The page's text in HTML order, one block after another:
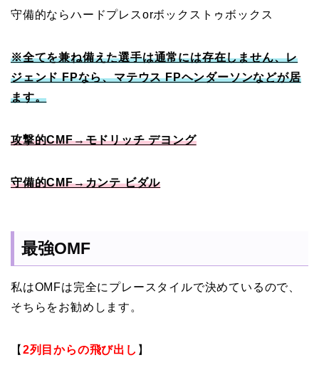
守備的ならハードプレスorボックストゥボックス
※全てを兼ね備えた選手は通常には存在しません、レ
ジェンド FPなら、マテウス FPヘンダーソンなどが居
ます。
攻撃的CMF→モドリッチ デヨング
守備的CMF→カンテ ビダル
最強OMF
私はOMFは完全にプレースタイルで決めているので、
そちらをお勧めします。
【 2列目からの飛び出し 】